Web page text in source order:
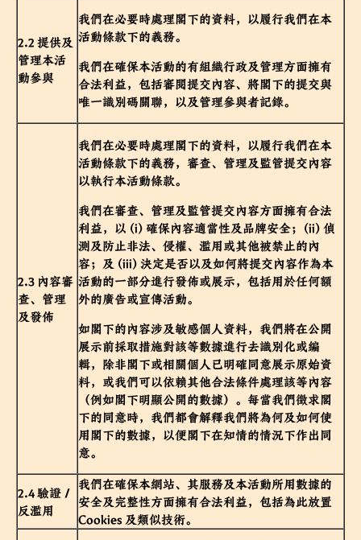
2.2 提供及
管理本活
動參與
我們在必要時處理閣下的資料，以履行我們在本
活動條款下的義務。
我們在確保本活動的有組織行政及管理方面擁有
合法利益，包括審閱提交內容、將閣下的提交與
唯一識別碼關聯，以及管理參與者記錄。
2.3 內容審
查、管理
及發佈
我們在必要時處理閣下的資料，以履行我們在本
活動條款下的義務，審查、管理及監管提交內容
以執行本活動條款。
我們在審查、管理及監管提交內容方面擁有合法
利益，以 (i) 確保內容適當性及品牌安全；(ii) 偵
測及防止非法、侵權、濫用或其他被禁止的內
容；及 (iii) 決定是否以及如何將提交內容作為本
活動的一部分進行發佈或展示，包括用於任何額
外的廣告或宣傳活動。
如閣下的內容涉及敏感個人資料，我們將在公開
展示前採取措施對該等數據進行去識別化或編
輯，除非閣下或相關個人已明確同意展示原始資
料，或我們可以依賴其他合法條件處理該等內容
（例如閣下明顯公開的數據）。每當我們徵求閣
下的同意時，我們都會解釋我們將為何及如何使
用閣下的數據，以便閣下在知情的情況下作出同
意。
2.4 驗證／
反濫用
我們在確保本網站、其服務及本活動所用數據的
安全及完整性方面擁有合法利益，包括為此放置
Cookies 及類似技術。